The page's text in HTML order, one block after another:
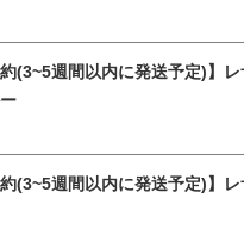
約(3~5週間以内に発送予定)】
約(3~5週間以内に発送予定)】